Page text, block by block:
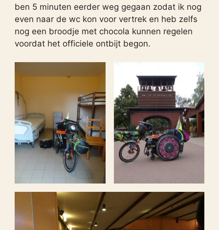
ben 5 minuten eerder weg gegaan zodat ik nog
even naar de wc kon voor vertrek en heb zelfs
nog een broodje met chocola kunnen regelen
voordat het officiele ontbijt begon.